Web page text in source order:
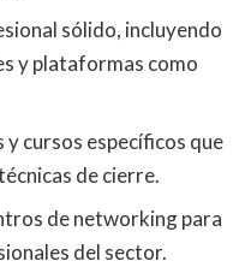
sólido, incluyendo
y plataformas como
cursos específicos que
de cierre.
de networking para
del sector.